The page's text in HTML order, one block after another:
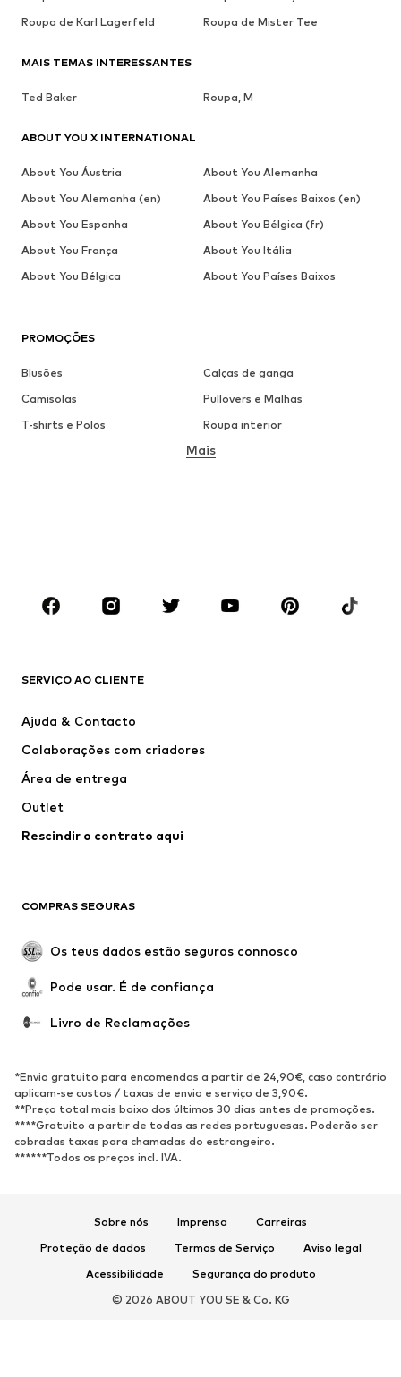
PROMOÇÕES
Blusões
Calças de ganga
Camisolas
Pullovers e Malhas
T-shirts e Polos
Roupa interior
Camisas
Sobretudos
Fatos e Blazers
ROUPA
Casacos
Fatos e Blazers
Roupa de banho
Ocasiões
Upcycling
Novidades
Botas
Sapatos
Sapatos abertos
Exclusivo
DESPORTO
Sapatilhas de desporto
Mochilas e Sacos de desporto
Acessórios de desporto
ACESSÓRIOS
Malas e Mochilas
Relógios
Bijuteria
Óculos de sol
Carteiras e Estojos
Fato - Acessórios
Cachecóis e Lenços
Mais
SERVIÇO AO CLIENTE
Ajuda & Contacto
Colaborações com criadores
Área de entrega
Outlet
Rescindir o contrato aqui
COMPRAS SEGURAS
Os teus dados estão seguros connosco
Pode usar. É de confiança
Livro de Reclamações
*Envio gratuito para encomendas a partir de 24,90€, caso contrário
aplicam-se custos / taxas de envio e serviço de 3,90€.
**Preço total mais baixo dos últimos 30 dias antes de promoções.
****Gratuito a partir de todas as redes portuguesas. Poderão ser
cobradas taxas para chamadas do estrangeiro.
******Todos os preços incl. IVA.
Sobre nós Imprensa
Carreiras
Proteção de dados
Termos de Serviço
Aviso legal
Acessibilidade
Segurança do produto
© 2026 ABOUT YOU SE & Co. KG
Roupa de Karl Lagerfeld
Roupa de Mister Tee
MAIS TEMAS INTERESSANTES
Ted Baker Roupa, M
ABOUT YOU X INTERNATIONAL
About You Áustria
About You Alemanha
About You Alemanha (en)
About You Países Baixos (en)
About You Espanha
About You Bélgica (fr)
About You França
About You Itália
About You Bélgica
About You Países Baixos